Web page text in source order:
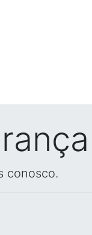
conosco.